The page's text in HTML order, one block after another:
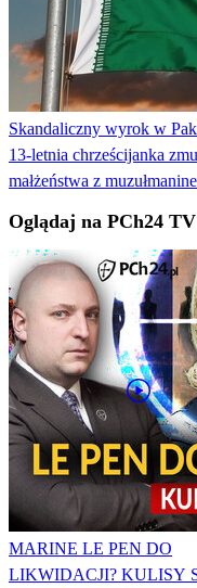
Skandaliczny wyrok w
13-letnia chrześcijanka
małżeństwa z
Oglądaj na PCh24 TV
MARINE LE PEN DO
LIKWIDACJI? KULISY